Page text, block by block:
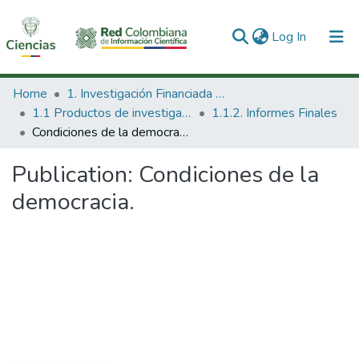
Log In (current)
Communities & Collections
All of DSpace
Home
1. Investigación Financiada con Recursos Públicos
1.1 Productos de investigación
1.1.2. Informes Finales
Condiciones de la democracia.
Publication: Condiciones de la
democracia.